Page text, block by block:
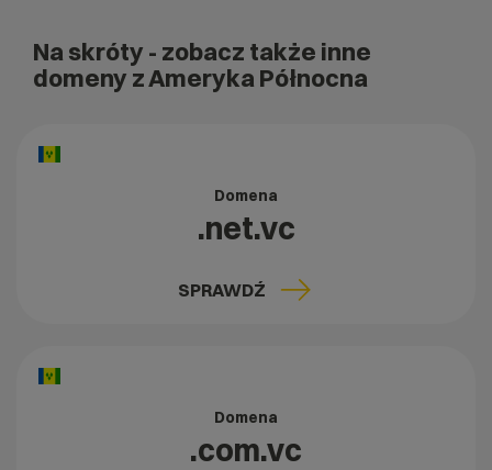
Na skróty - zobacz także inne
domeny z Ameryka Północna
Domena
.net.vc
SPRAWDŹ
Domena
.com.vc